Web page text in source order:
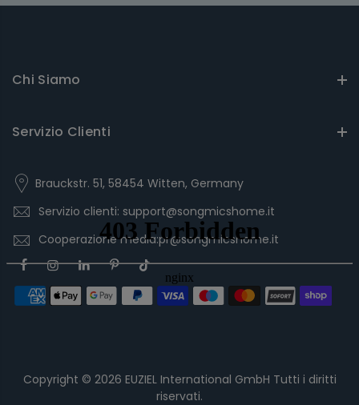
Chi Siamo
Servizio Clienti
Brauckstr. 51, 58454 Witten, Germany
Servizio clienti: support@songmicshome.it
Cooperazione media:pr@songmicshome.it
Copyright © 2026 EUZIEL International GmbH Tutti i diritti
riservati.